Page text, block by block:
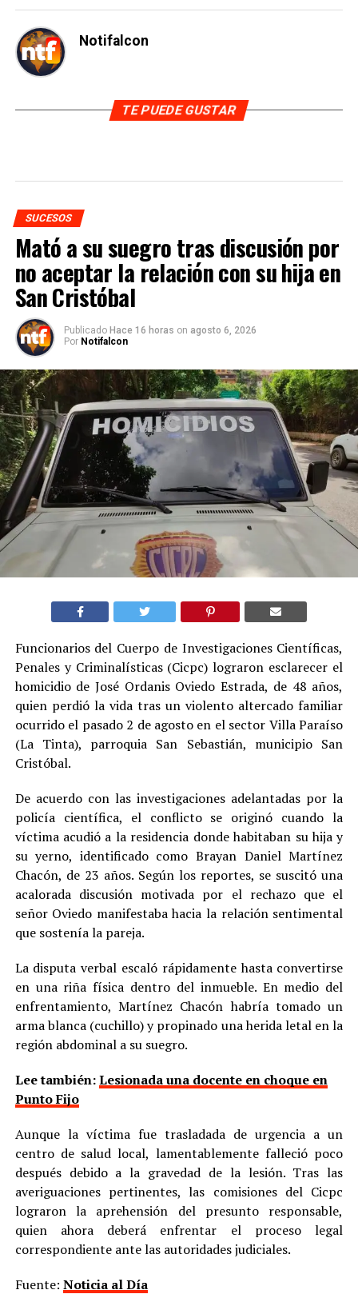
Notifalcon
TE PUEDE GUSTAR
SUCESOS
Mató a su suegro tras discusión por
no aceptar la relación con su hija en
San Cristóbal
Publicado Hace 16 horas on agosto 6, 2026
Por Notifalcon
Funcionarios del Cuerpo de Investigaciones Científicas,
Penales y Criminalísticas (Cicpc) lograron esclarecer el
homicidio de José Ordanis Oviedo Estrada, de 48 años,
quien perdió la vida tras un violento altercado familiar
ocurrido el pasado 2 de agosto en el sector Villa Paraíso
(La Tinta), parroquia San Sebastián, municipio San
Cristóbal.
De acuerdo con las investigaciones adelantadas por la
policía científica, el conflicto se originó cuando la
víctima acudió a la residencia donde habitaban su hija y
su yerno, identificado como Brayan Daniel Martínez
Chacón, de 23 años. Según los reportes, se suscitó una
acalorada discusión motivada por el rechazo que el
señor Oviedo manifestaba hacia la relación sentimental
que sostenía la pareja.
La disputa verbal escaló rápidamente hasta convertirse
en una riña física dentro del inmueble. En medio del
enfrentamiento, Martínez Chacón habría tomado un
arma blanca (cuchillo) y propinado una herida letal en la
región abdominal a su suegro.
Lee también:Lesionada una docente en choque en
Punto Fijo
Aunque la víctima fue trasladada de urgencia a un
centro de salud local, lamentablemente falleció poco
después debido a la gravedad de la lesión. Tras las
averiguaciones pertinentes, las comisiones del Cicpc
lograron la aprehensión del presunto responsable,
quien ahora deberá enfrentar el proceso legal
correspondiente ante las autoridades judiciales.
Fuente: Noticia al Día